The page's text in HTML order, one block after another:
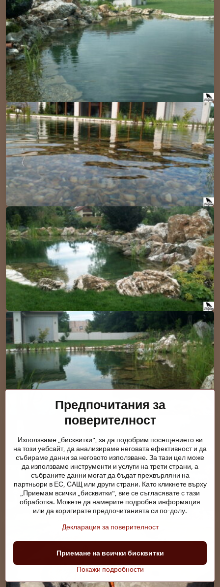
Предпочитания за
поверителност
Използваме „бисквитки", за да подобрим посещението ви
на този уебсайт, да анализираме неговата ефективност и да
събираме данни за неговото използване. За тази цел може
да използваме инструменти и услуги на трети страни, а
събраните данни могат да бъдат прехвърляни на
партньори в ЕС, САЩ или други страни. Като кликнете върху
„Приемам всички „бисквитки", вие се съгласявате с тази
обработка. Можете да намерите подробна информация
или да коригирате предпочитанията си по-долу.
Декларация за поверителност
Покажи подробности
Приемане на всички бисквитки